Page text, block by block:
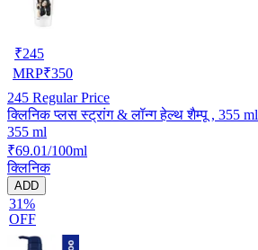
₹245
MRP₹350
245 Regular Price
क्लिनिक प्लस स्ट्रांग & लॉन्ग हेल्थ शैम्पू , 355 ml
355 ml
₹69.01/100ml
क्लिनिक
ADD
31%
OFF